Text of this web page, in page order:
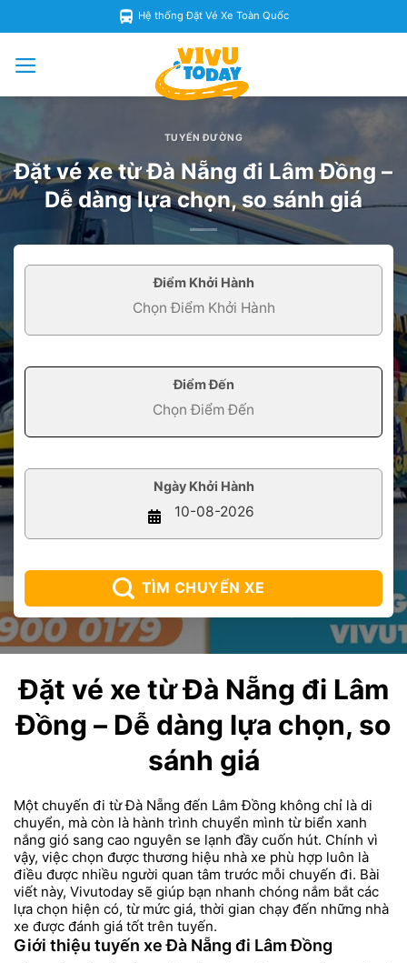
Hệ thống Đặt Vé Xe Toàn Quốc
TUYẾN ĐƯỜNG
Đặt vé xe từ Đà Nẵng đi Lâm Đồng –
Dễ dàng lựa chọn, so sánh giá
Điểm Khởi Hành
Điểm Đến
Ngày Khởi Hành
TÌM CHUYẾN XE
Đặt vé xe từ Đà Nẵng đi Lâm
Đồng – Dễ dàng lựa chọn, so
sánh giá
Một chuyến đi từ Đà Nẵng đến Lâm Đồng không chỉ là di
chuyển, mà còn là hành trình chuyển mình từ biển xanh
nắng gió sang cao nguyên se lạnh đầy cuốn hút. Chính vì
vậy, việc chọn được thương hiệu nhà xe phù hợp luôn là
điều được nhiều người quan tâm trước mỗi chuyến đi. Bài
viết này, Vivutoday sẽ giúp bạn nhanh chóng nắm bắt các
lựa chọn hiện có, từ mức giá, thời gian chạy đến những nhà
xe được đánh giá tốt trên tuyến.
Giới thiệu tuyến xe Đà Nẵng đi Lâm Đồng